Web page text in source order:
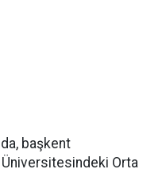
başkent
Üniversitesindeki Orta